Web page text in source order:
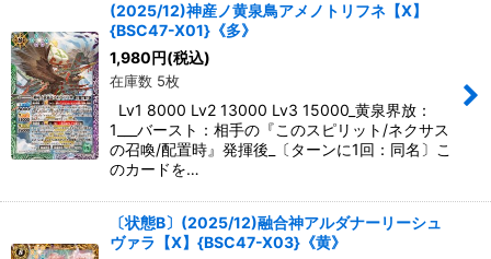
(2025/12)神産ノ黄泉鳥アメノトリフネ【X】
{BSC47-X01}《多》
1,980円(税込)
在庫数 5枚
Lv1 8000 Lv2 13000 Lv3 15000_黄泉界放：
1___バースト：相手の『このスピリット/ネクサス
の召喚/配置時』発揮後_〔ターンに1回：同名〕こ
のカードを…
〔状態B〕(2025/12)融合神アルダナーリーシュ
ヴァラ【X】{BSC47-X03}《黄》